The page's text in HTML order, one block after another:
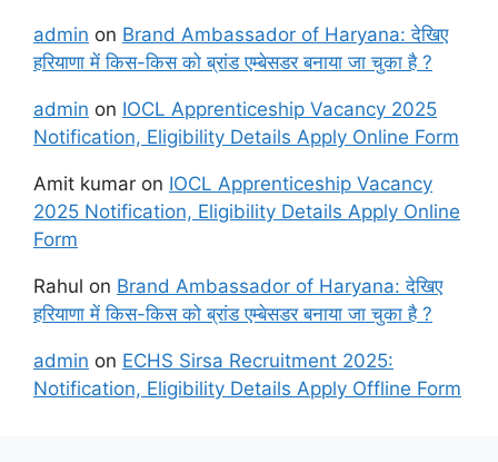
admin on Brand Ambassador of Haryana: देखिए
हरियाणा में किस-किस को ब्रांड एम्बेसडर बनाया जा चुका है ?
admin on IOCL Apprenticeship Vacancy 2025
Notification, Eligibility Details Apply Online Form
Amit kumar on IOCL Apprenticeship Vacancy
2025 Notification, Eligibility Details Apply Online
Form
Rahul on Brand Ambassador of Haryana: देखिए
हरियाणा में किस-किस को ब्रांड एम्बेसडर बनाया जा चुका है ?
admin on ECHS Sirsa Recruitment 2025:
Notification, Eligibility Details Apply Offline Form